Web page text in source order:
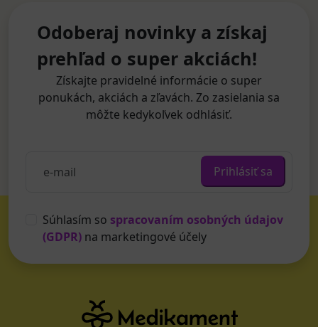
Odoberaj novinky a získaj
prehľad o super akciách!
Získajte pravidelné informácie o super
ponukách, akciách a zľavách. Zo zasielania sa
môžte kedykoľvek odhlásiť.
Prihlásiť sa
Súhlasím so spracovaním osobných údajov
(GDPR) na marketingové účely